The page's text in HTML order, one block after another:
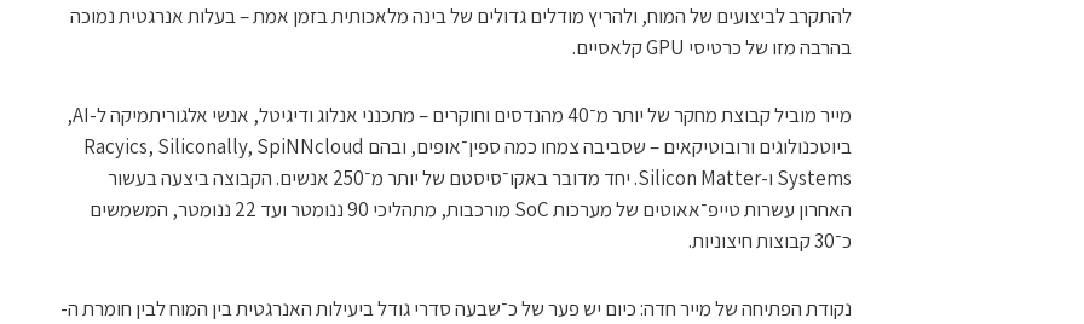
להתקרב לביצועים של המוח, ולהריץ מודלים גדולים של בינה מלאכותית בזמן אמת – בעלות אנרגטית נמוכה
בהרבה מזו של כרטיסי GPU קלאסיים.
מייר מוביל קבוצת מחקר של יותר מ־40 מהנדסים וחוקרים – מתכנני אנלוג ודיגיטל, אנשי אלגוריתמיקה ל-AI,
ביוטכנולוגים ורובוטיקאים – שסביבה צמחו כמה ספין־אופים, ובהם Racyics, Siliconally, SpiNNcloud
Systems ו-Silicon Matter. יחד מדובר באקו־סיסטם של יותר מ־250 אנשים. הקבוצה ביצעה בעשור
האחרון עשרות טייפ־אאוטים של מערכות SoC מורכבות, מתהליכי 90 ננומטר ועד 22 ננומטר, המשמשים
כ־30 קבוצות חיצוניות.
נקודת הפתיחה של מייר חדה: כיום יש פער של כ־שבעה סדרי גודל ביעילות האנרגטית בין המוח לבין חומרת ה-